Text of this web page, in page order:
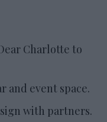
Charlotte to
and event space.
with partners.